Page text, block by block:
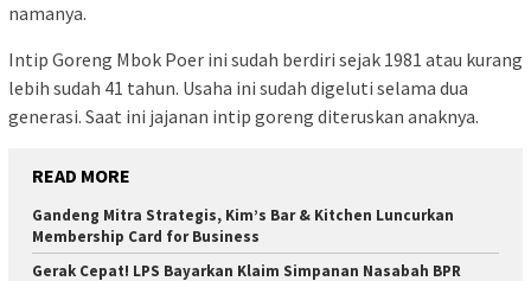
namanya.
Intip Goreng Mbok Poer ini sudah berdiri sejak 1981 atau kurang
lebih sudah 41 tahun. Usaha ini sudah digeluti selama dua
generasi. Saat ini jajanan intip goreng diteruskan anaknya.
READ MORE
Gandeng Mitra Strategis, Kim’s Bar & Kitchen Luncurkan
Membership Card for Business
Gerak Cepat! LPS Bayarkan Klaim Simpanan Nasabah BPR